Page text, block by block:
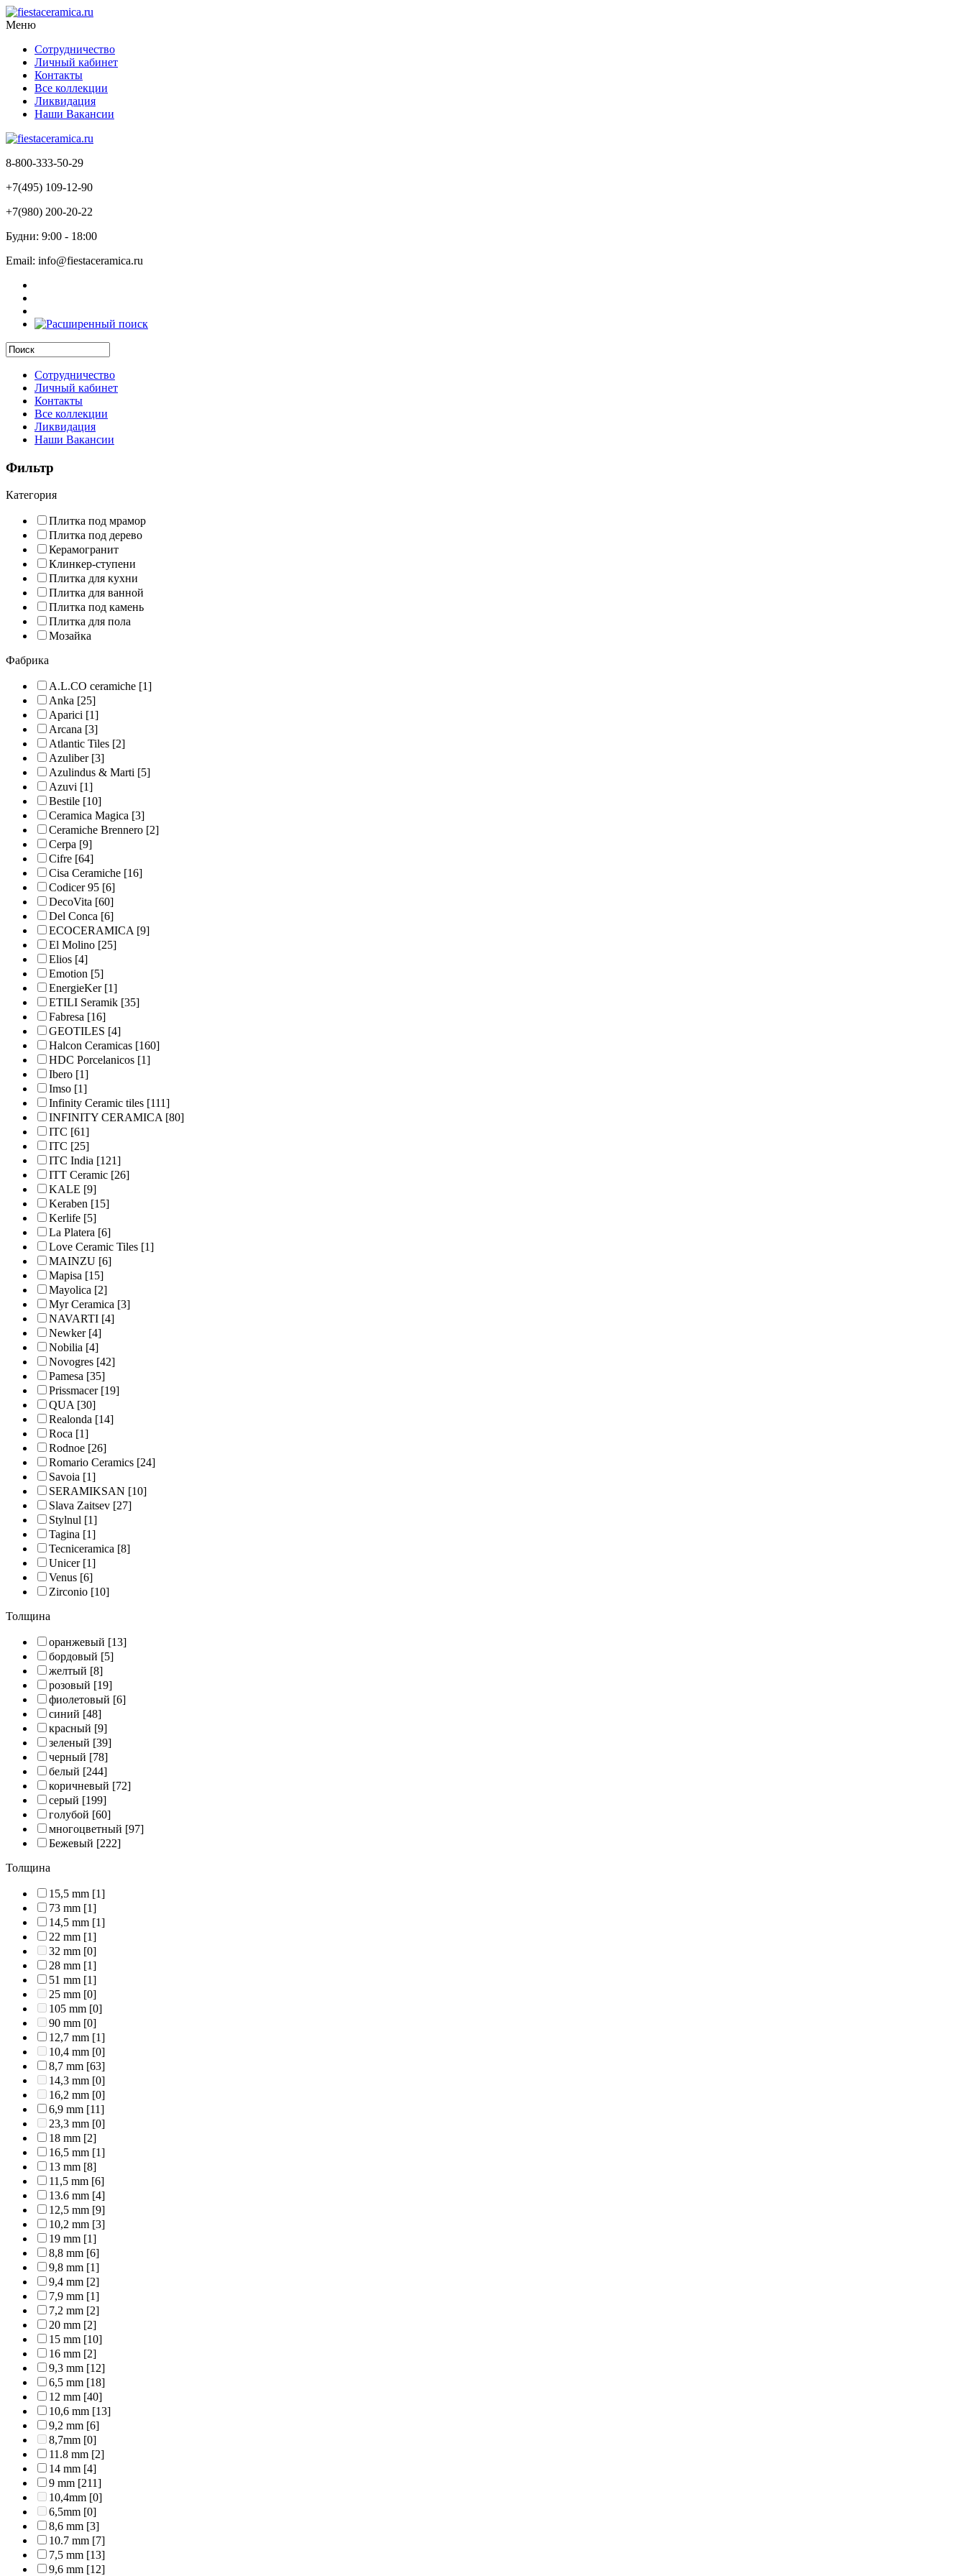
Меню
Сотрудничество
Личный кабинет
Контакты
Все коллекции
Ликвидация
Наши Вакансии
8-800-333-50-29
+7(495) 109-12-90
+7(980) 200-20-22
Будни: 9:00 - 18:00
Email: info@fiestaceramica.ru
Сотрудничество
Личный кабинет
Контакты
Все коллекции
Ликвидация
Наши Вакансии
Фильтр
Категория
Плитка под мрамор
Плитка под дерево
Керамогранит
Клинкер-ступени
Плитка для кухни
Плитка для ванной
Плитка под камень
Плитка для пола
Мозайка
Фабрика
A.L.CO ceramiche [1]
Anka [25]
Aparici [1]
Arcana [3]
Atlantic Tiles [2]
Azuliber[3]
Azulindus & Marti [5]
Azuvi [1]
Bestile [10]
Ceramica Magica [3]
Ceramiche Brennero [2]
Cerpa [9]
Cifre [64]
Cisa Ceramiche [16]
Codicer 95 [6]
DecoVita [60]
Del Conca [6]
ECOCERAMICA[9]
El Molino [25]
Elios [4]
Emotion [5]
EnergieKer[1]
ETILI Seramik [35]
Fabresa [16]
GEOTILES [4]
Halcon Ceramicas [160]
HDC Porcelanicos [1]
Ibero [1]
Imso [1]
Infinity Ceramic tiles [111]
INFINITY CERAMICA[80]
ITC [61]
ITC [25]
ITC India [121]
ITT Ceramic [26]
KALE [9]
Keraben [15]
Kerlife [5]
La Platera [6]
Love Ceramic Tiles [1]
MAINZU [6]
Mapisa [15]
Mayolica [2]
Myr Ceramica [3]
NAVARTI [4]
Newker[4]
Nobilia [4]
Novogres [42]
Pamesa [35]
Prissmacer[19]
QUA[30]
Realonda [14]
Roca [1]
Rodnoe [26]
Romario Ceramics [24]
Savoia [1]
SERAMIKSAN [10]
Slava Zaitsev [27]
Stylnul [1]
Tagina [1]
Tecniceramica [8]
Unicer[1]
Venus [6]
Zirconio [10]
Толщина
оранжевый [13]
бордовый [5]
желтый [8]
розовый [19]
фиолетовый [6]
синий [48]
красный [9]
зеленый [39]
черный [78]
белый [244]
коричневый [72]
серый [199]
голубой [60]
многоцветный [97]
Бежевый [222]
Толщина
15,5 mm [1]
73 mm [1]
14,5 mm [1]
22 mm [1]
32 mm [0]
28 mm [1]
51 mm [1]
25 mm [0]
105 mm [0]
90 mm [0]
12,7 mm [1]
10,4 mm [0]
8,7 mm [63]
14,3 mm [0]
16,2 mm [0]
6,9 mm [11]
23,3 mm [0]
18 mm [2]
16,5 mm [1]
13 mm [8]
11,5 mm [6]
13.6 mm [4]
12,5 mm [9]
10,2 mm [3]
19 mm [1]
8,8 mm [6]
9,8 mm [1]
9,4 mm [2]
7,9 mm [1]
7,2 mm [2]
20 mm [2]
15 mm [10]
16 mm [2]
9,3 mm [12]
6,5 mm [18]
12 mm [40]
10,6 mm [13]
9,2 mm [6]
8,7mm [0]
11.8 mm [2]
14 mm [4]
9 mm [211]
10,4mm [0]
6,5mm [0]
8,6 mm [3]
10.7 mm [7]
7,5 mm [13]
9,6 mm [12]